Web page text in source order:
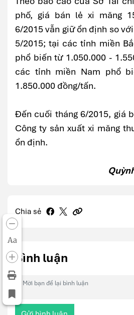
Aa
phố, giá bán lẻ xi măng
6/2015 vẫn giữ ổn định so
5/2015; tại các tỉnh miền
phổ biến từ 1.050.000 -
các tỉnh miền Nam phổ
1.850.000 đồng/tấn.
Đến cuối tháng 6/2015, giá
Công ty sản xuất xi măng
ổn định.
Chia sẻ
Bình luận